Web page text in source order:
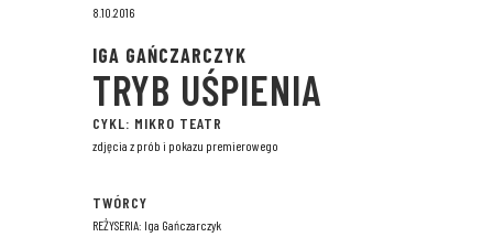
8.10.2016
IGA GAŃCZARCZYK
TRYB UŚPIENIA
CYKL: MIKRO TEATR
zdjęcia z prób i pokazu premierowego
TWÓRCY
REŻYSERIA: Iga Gańczarczyk